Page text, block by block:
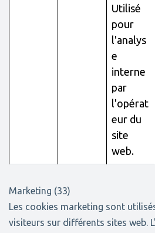
Utilisé
pour
l'analys
e
interne
par
l'opérat
eur du
site
web.
Marketing (33)
Les cookies marketing sont
visiteurs sur différents sites web.